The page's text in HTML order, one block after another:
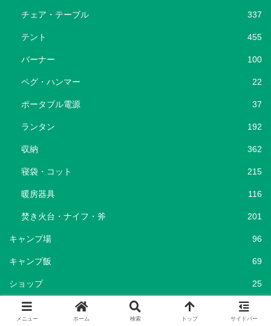
チェア・テーブル 337
テント 455
バーナー 100
ペグ・ハンマー 22
ポータブル電源 37
ランタン 192
収納 362
寝袋・コット 215
暖房器具 116
焚き火台・ナイフ・斧 201
キャンプ場 96
キャンプ飯 69
ショップ 25
セール情報 786
メニュー ホーム 検索 トップ サイドバー